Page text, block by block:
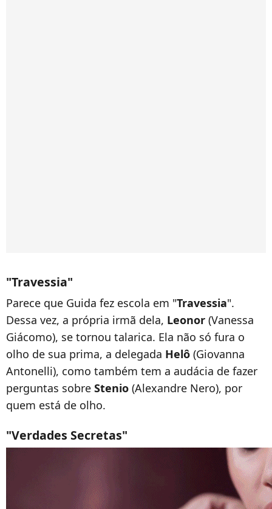
"Travessia"
Parece que Guida fez escola em "Travessia".
Dessa vez, a própria irmã dela, Leonor (Vanessa
Giácomo), se tornou talarica. Ela não só fura o
olho de sua prima, a delegada Helô (Giovanna
Antonelli), como também tem a audácia de fazer
perguntas sobre Stenio (Alexandre Nero), por
quem está de olho.
"Verdades Secretas"